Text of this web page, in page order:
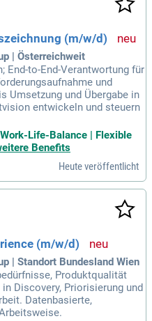
(m/w/d)
| Österreichweit
End-to-End-Verantwortung für
und
Umsetzung und Übergabe in
entwickeln und steuern
Life-Balance | Flexible
Benefits
Heute veröffentlicht
(m/w/d)
| Standort Bundesland Wien
Produktqualität
Discovery, Priorisierung und
Datenbasierte,